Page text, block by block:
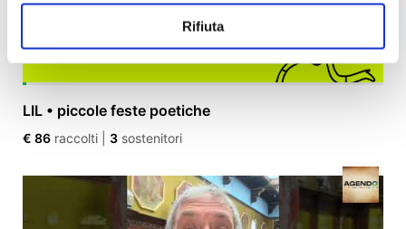
Rifiuta
LIL • piccole feste poetiche
€ 86 raccolti 3 sostenitori